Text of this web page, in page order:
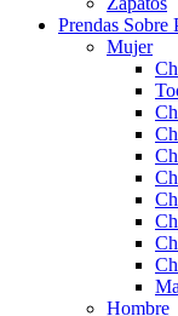
Prendas Sobre
Mujer
Hombre